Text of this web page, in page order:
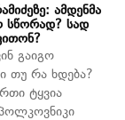
ამდენმა
სწორად? სად
გაიგო
თუ რა ხდება?
ტყვია